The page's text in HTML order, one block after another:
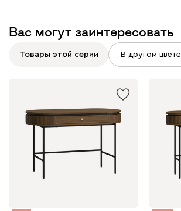
Вас могут заинтересовать
Товары этой серии В другом цвете